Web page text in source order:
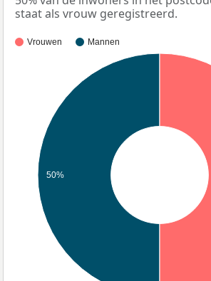
staat als vrouw geregistreerd.
Vrouwen Mannen
50%